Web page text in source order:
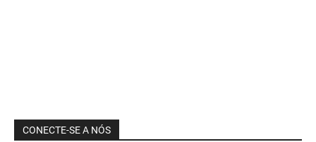
CONECTE-SE A NÓS